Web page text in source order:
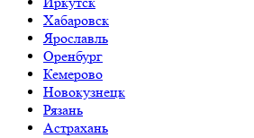
Хабаровск
Ярославль
Оренбург
Кемерово
Новокузнецк
Рязань
Астрахань